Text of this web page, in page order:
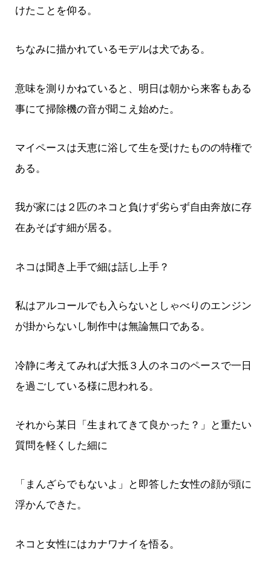
けたことを仰る。
ちなみに描かれているモデルは犬である。
意味を測りかねていると、明日は朝から来客もある
事にて掃除機の音が聞こえ始めた。
マイペースは天恵に浴して生を受けたものの特権で
ある。
我が家には２匹のネコと負けず劣らず自由奔放に存
在あそばす細が居る。
ネコは聞き上手で細は話し上手？
私はアルコールでも入らないとしゃべりのエンジン
が掛からないし制作中は無論無口である。
冷静に考えてみれば大抵３人のネコのペースで一日
を過ごしている様に思われる。
それから某日「生まれてきて良かった？」と重たい
質問を軽くした細に
「まんざらでもないよ」と即答した女性の顔が頭に
浮かんできた。
ネコと女性にはカナワナイを悟る。